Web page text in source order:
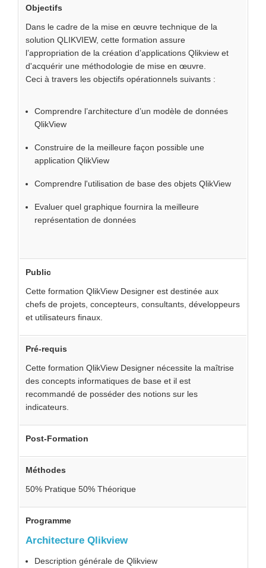
Objectifs
Dans le cadre de la mise en œuvre technique de la
solution QLIKVIEW, cette formation assure
l’appropriation de la création d’applications Qlikview et
d'acquérir une méthodologie de mise en œuvre.
Ceci à travers les objectifs opérationnels suivants :
Comprendre l’architecture d’un modèle de données
QlikView
Construire de la meilleure façon possible une
application QlikView
Comprendre l'utilisation de base des objets QlikView
Evaluer quel graphique fournira la meilleure
représentation de données
Public
Cette formation QlikView Designer est destinée aux
chefs de projets, concepteurs, consultants, développeurs
et utilisateurs finaux.
Pré-requis
Cette formation QlikView Designer nécessite la maîtrise
des concepts informatiques de base et il est
recommandé de posséder des notions sur les
indicateurs.
Post-Formation
Méthodes
50% Pratique 50% Théorique
Programme
Architecture Qlikview
Description générale de Qlikview